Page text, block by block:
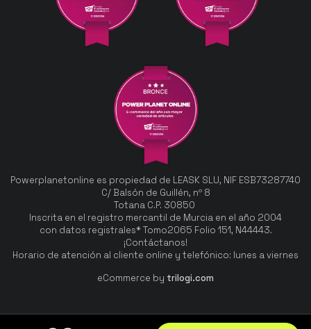
Powerplanetonline es propiedad de LEASK SLU, NIF ESB73287740
C/ Balsón de Guillén, nº 8
Totana C.P. 30850
Inscrita en el registro mercantil de Murcia en el año 2004
con datos registrales* Tomo2065 Folio 151, N44443.
¡Contáctanos!
Horario de atención al cliente online y telefónico: lunes a viernes
eCommerce by trilogi.com